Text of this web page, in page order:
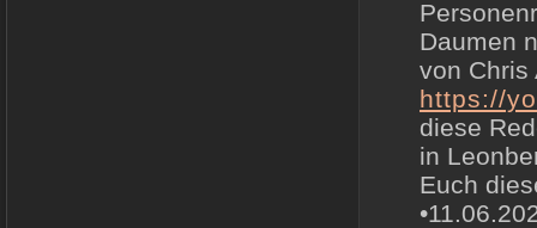
Daumen
von Chris
https://
diese
in
Euch